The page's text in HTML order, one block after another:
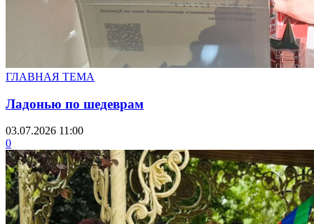
ГЛАВНАЯ ТЕМА
Ладонью по шедеврам
03.07.2026 11:00
0